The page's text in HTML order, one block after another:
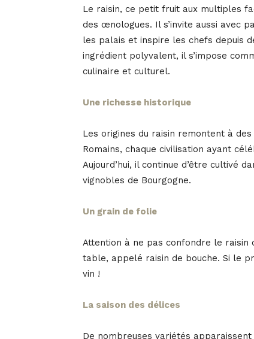
Le raisin, ce petit fruit aux multiples
des œnologues. Il s’invite aussi avec
les palais et inspire les chefs depuis
ingrédient polyvalent, il s’impose
culinaire et culturel.
Une richesse historique
Les origines du raisin remontent à
Romains, chaque civilisation ayant
Aujourd’hui, il continue d’être cultivé
vignobles de Bourgogne.
Un grain de folie
Attention à ne pas confondre le raisin
table, appelé raisin de bouche. Si le
vin !
La saison des délices
De nombreuses variétés